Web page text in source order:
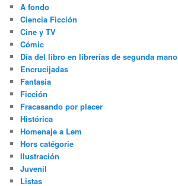
A fondo
Ciencia Ficción
Cine y TV
Cómic
Día del libro en librerías de segunda mano
Encrucijadas
Fantasía
Ficción
Fracasando por placer
Histórica
Homenaje a Lem
Hors catégorie
Ilustración
Juvenil
Listas